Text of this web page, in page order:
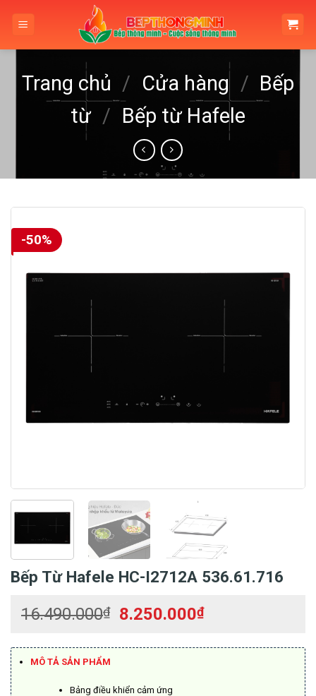
Trang chủ / Cửa hàng / Bếp
từ / Bếp từ Hafele
-50%
Bếp Từ Hafele HC-I2712A 536.61.716
16.490.000₫
Giá
là:
8.250.000₫Giá
tại
MÔ TẢ SẢN PHẨM
Bảng điều khiển cảm ứng